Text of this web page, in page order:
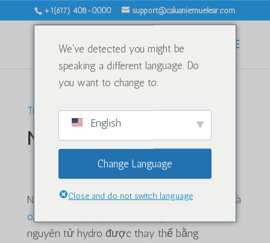
+1(617) 408-0000 support@caluaniemuelear.com
Trang chủ/ Nước nặng
Nước nặng
Nước nặng và Caluanie
Muelear Oxidize là gì?
Nước nặng, được biết đến về mặt khoa học là
oxit đơteri
nguyên tử hydro được thay thế bằng
We've detected you might be
speaking a different language. Do
you want to change to:
English
Change Language
Close and do not switch language